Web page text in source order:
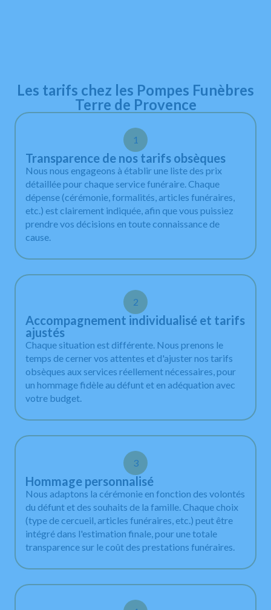
Les tarifs chez les Pompes Funèbres
Terre de Provence
1
Transparence de nos tarifs obsèques
Nous nous engageons à établir une liste des prix
détaillée pour chaque service funéraire. Chaque
dépense (cérémonie, formalités, articles funéraires,
etc.) est clairement indiquée, afin que vous puissiez
prendre vos décisions en toute connaissance de
cause.
2
Accompagnement individualisé et tarifs
ajustés
Chaque situation est différente. Nous prenons le
temps de cerner vos attentes et d'ajuster nos tarifs
obsèques aux services réellement nécessaires, pour
un hommage fidèle au défunt et en adéquation avec
votre budget.
3
Hommage personnalisé
Nous adaptons la cérémonie en fonction des volontés
du défunt et des souhaits de la famille. Chaque choix
(type de cercueil, articles funéraires, etc.) peut être
intégré dans l'estimation finale, pour une totale
transparence sur le coût des prestations funéraires.